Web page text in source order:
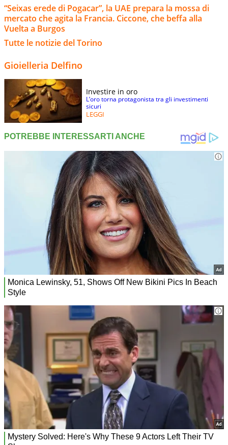
“Seixas erede di Pogacar”, la UAE prepara la mossa di
mercato che agita la Francia. Ciccone, che beffa alla
Vuelta a Burgos
Tutte le notizie del Torino
Gioielleria Delfino
Investire in oro
L’oro torna protagonista tra gli investimenti
sicuri
LEGGI